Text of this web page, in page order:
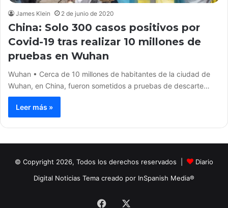
James Klein 2 de junio de 2020
China: Solo 300 casos positivos por
Covid-19 tras realizar 10 millones de
pruebas en Wuhan
Wuhan • Cerca de 10 millones de habitantes de la ciudad de
Wuhan, en China, fueron sometidos a pruebas de descarte…
Leer más »
© Copyright 2026, Todos los derechos reservados |
Diario
Digital Noticias Tema creado por InSpanish Media®
Facebook